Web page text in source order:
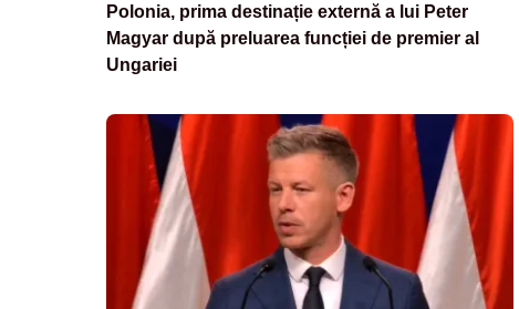
Polonia, prima destinație externă a lui Peter
Magyar după preluarea funcției de premier al
Ungariei